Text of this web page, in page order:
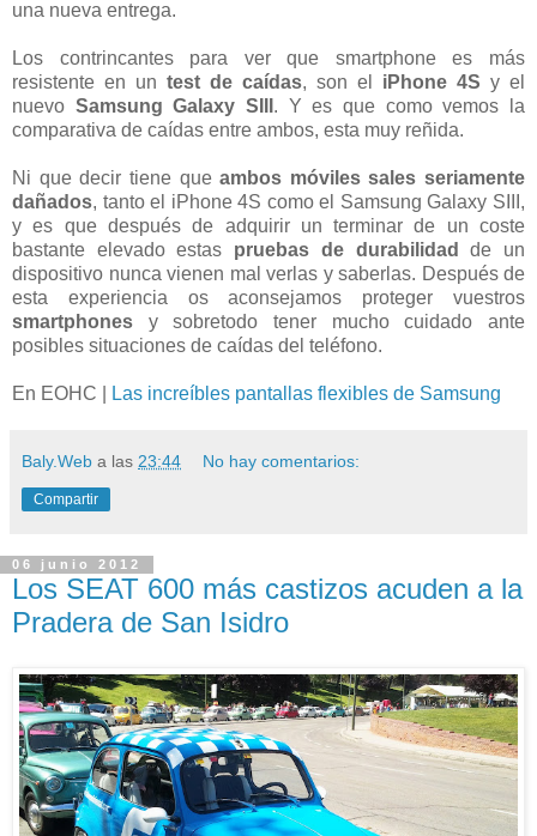
una nueva entrega.
Los contrincantes para ver que smartphone es más
resistente en un test de caídas, son el iPhone 4S y el
nuevo Samsung Galaxy SIII . Y es que como vemos la
comparativa de caídas entre ambos, esta muy reñida.
Ni que decir tiene queambos móviles sales seriamente
dañados, tanto el iPhone 4S como el Samsung Galaxy SIII,
y es que después de adquirir un terminar de un coste
bastante elevado estas pruebas de durabilidad
de un
dispositivo nunca vienen mal verlas y saberlas. Después de
esta experiencia os aconsejamos proteger vuestros
smartphones y sobretodo tener mucho cuidado ante
posibles situaciones de caídas del teléfono.
En EOHC | Las increíbles pantallas flexibles de Samsung
Baly.Web a las 23:44 No hay comentarios:
Compartir
06 junio 2012
Los SEAT 600 más castizos acuden a la
Pradera de San Isidro